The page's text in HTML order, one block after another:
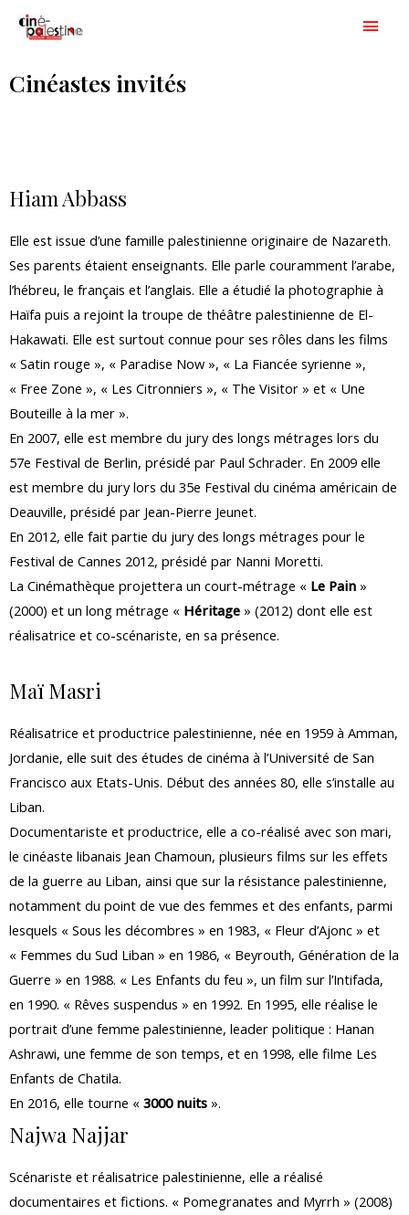
Aller
Cinéastes invités
Hiam Abbass
Elle est issue d’une famille palestinienne originaire de Nazareth.
Ses parents étaient enseignants. Elle parle couramment l’arabe,
l’hébreu, le français et l’anglais. Elle a étudié la photographie à
Haïfa puis a rejoint la troupe de théâtre palestinienne de El-
Hakawati. Elle est surtout connue pour ses rôles dans les films
« Satin rouge », « Paradise Now », « La Fiancée syrienne »,
« Free Zone », « Les Citronniers », « The Visitor » et « Une
Bouteille à la mer ».
En 2007, elle est membre du jury des longs métrages lors du
57e Festival de Berlin, présidé par Paul Schrader. En 2009 elle
est membre du jury lors du 35e Festival du cinéma américain de
Deauville, présidé par Jean-Pierre Jeunet.
En 2012, elle fait partie du jury des longs métrages pour le
Festival de Cannes 2012, présidé par Nanni Moretti.
La Cinémathèque projettera un court-métrage « Le Pain »
(2000) et un long métrage « Héritage » (2012) dont elle est
réalisatrice et co-scénariste, en sa présence.
Maï Masri
Réalisatrice et productrice palestinienne, née en 1959 à Amman,
Jordanie, elle suit des études de cinéma à l’Université de San
Francisco aux Etats-Unis. Début des années 80, elle s’installe au
Liban.
Documentariste et productrice, elle a co-réalisé avec son mari,
le cinéaste libanais Jean Chamoun, plusieurs films sur les effets
de la guerre au Liban, ainsi que sur la résistance palestinienne,
notamment du point de vue des femmes et des enfants, parmi
lesquels « Sous les décombres » en 1983, « Fleur d’Ajonc » et
« Femmes du Sud Liban » en 1986, « Beyrouth, Génération de la
Guerre » en 1988. « Les Enfants du feu », un film sur l’Intifada,
en 1990. « Rêves suspendus » en 1992. En 1995, elle réalise le
portrait d’une femme palestinienne, leader politique : Hanan
Ashrawi, une femme de son temps, et en 1998, elle filme Les
Enfants de Chatila.
En 2016, elle tourne « 3000 nuits ».
Najwa Najjar
Scénariste et réalisatrice palestinienne, elle a réalisé
documentaires et fictions. « Pomegranates and Myrrh » (2008)